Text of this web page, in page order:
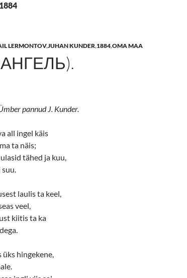
LERMONTOV,JUHAN KUNDER,1884,OMA MAA
pannud J. Kunder.
all ingel käis
ta näis;
tähed ja kuu,
suu.
laulis ta keel,
veel,
kiitis ta ka
üks hingekene,